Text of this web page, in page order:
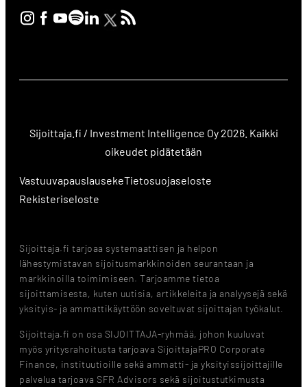
Sijoittaja.fi / Investment Intelligence Oy 2026. Kaikki
oikeudet pidätetään
VastuuvapauslausekeTietosuojaseloste
Rekisteriseloste
Sijoittaja.fi tarjoaa systemaattisen ja helpon
lähestymistavan sijoitusmarkkinoiden seurantaan ja
markkinoilla toimimiseen. Tarjoamme tietoa
sijoittamisesta, kuten uutisia, artikkeleita ja analyysejä sekä
yksityis- ja ammattikäyttöön soveltuvat sijoittajan työkalut.
Sijoittaja.fi on osa SIJOITTAJA-ryhmää, johon kuuluvat
myös yritysrahoitusta tarjoava SijoittajaPRO Corporate
Finance, instituutioille sekä ammatti- ja yksityissijoittajille
palvelua tarjoava SFR Advisors sekä sijoitustutkimusta